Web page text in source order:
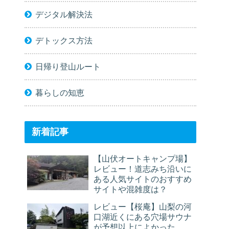
デジタル解決法
デトックス方法
日帰り登山ルート
暮らしの知恵
新着記事
【山伏オートキャンプ場】
レビュー！道志みち沿いに
ある人気サイトのおすすめ
サイトや混雑度は？
レビュー【桜庵】山梨の河
口湖近くにある穴場サウナ
が予想以上によかった